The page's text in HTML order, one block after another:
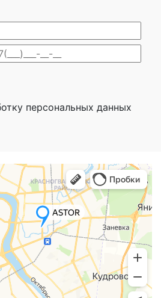
персональных данных